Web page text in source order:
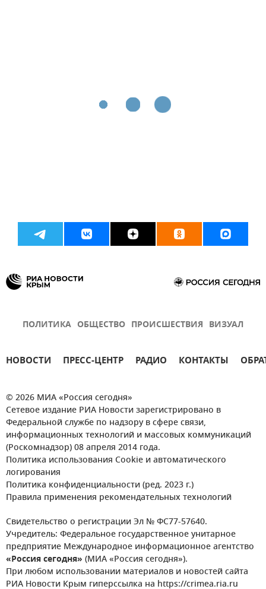
ПОЛИТИКА ОБЩЕСТВО ПРОИСШЕСТВИЯ ВИЗУАЛ
НОВОСТИ ПРЕСС-ЦЕНТР РАДИО КОНТАКТЫ
© 2026 МИА «Россия сегодня»
Сетевое издание РИА Новости зарегистрировано в
Федеральной службе по надзору в сфере связи,
информационных технологий и массовых коммуникаций
(Роскомнадзор) 08 апреля 2014 года.
Политика использования Cookie и автоматического
логирования
Политика конфиденциальности (ред. 2023 г.)
Правила применения рекомендательных технологий
Свидетельство о регистрации Эл № ФС77-57640.
Учредитель: Федеральное государственное унитарное
предприятие Международное информационное агентство
«Россия сегодня» (МИА «Россия сегодня»).
При любом использовании материалов и новостей сайта
РИА Новости Крым гиперссылка на https://crimea.ria.ru